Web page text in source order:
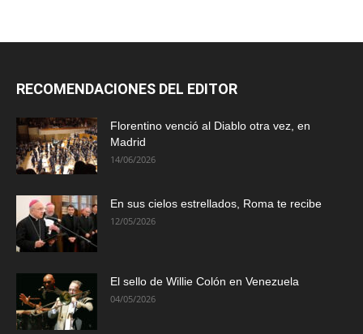
RECOMENDACIONES DEL EDITOR
Florentino venció al Diablo otra vez, en
Madrid
14/06/2026
En sus cielos estrellados, Roma te recibe
12/05/2026
El sello de Willie Colón en Venezuela
04/05/2026